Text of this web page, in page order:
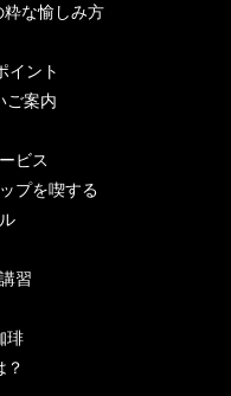
な愉しみ方
イント
ご案内
ビス
プを喫する
習
琲
？